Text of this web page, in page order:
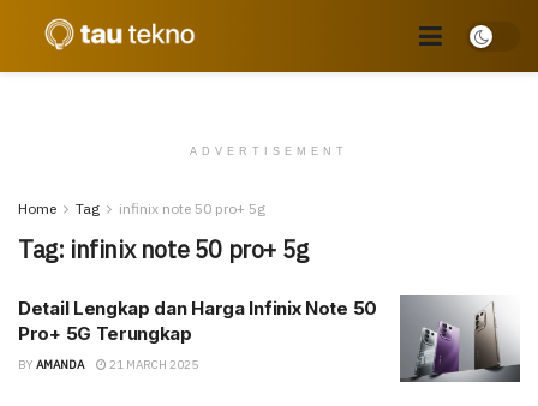
ADVERTISEMENT
Home Tag infinix note 50 pro+ 5g
Tag: infinix note 50 pro+ 5g
Detail Lengkap dan Harga Infinix Note 50
Pro+ 5G Terungkap
BY AMANDA 21 MARCH 2025